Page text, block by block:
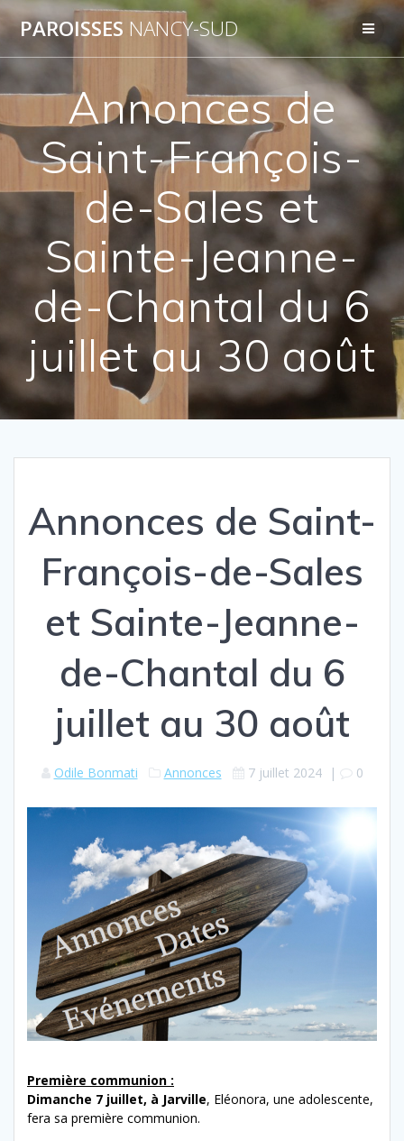
to
content
PAROISSES NANCY-SUD
Annonces de
Saint-François-
de-Sales et
Sainte-Jeanne-
de-Chantal du 6
juillet au 30 août
Annonces de Saint-
François-de-Sales
et Sainte-Jeanne-
de-Chantal du 6
juillet au 30 août
Odile Bonmati Annonces 7 juillet 2024| 0
Première communion :
Dimanche 7 juillet, à Jarville, Eléonora, une adolescente,
fera sa première communion.